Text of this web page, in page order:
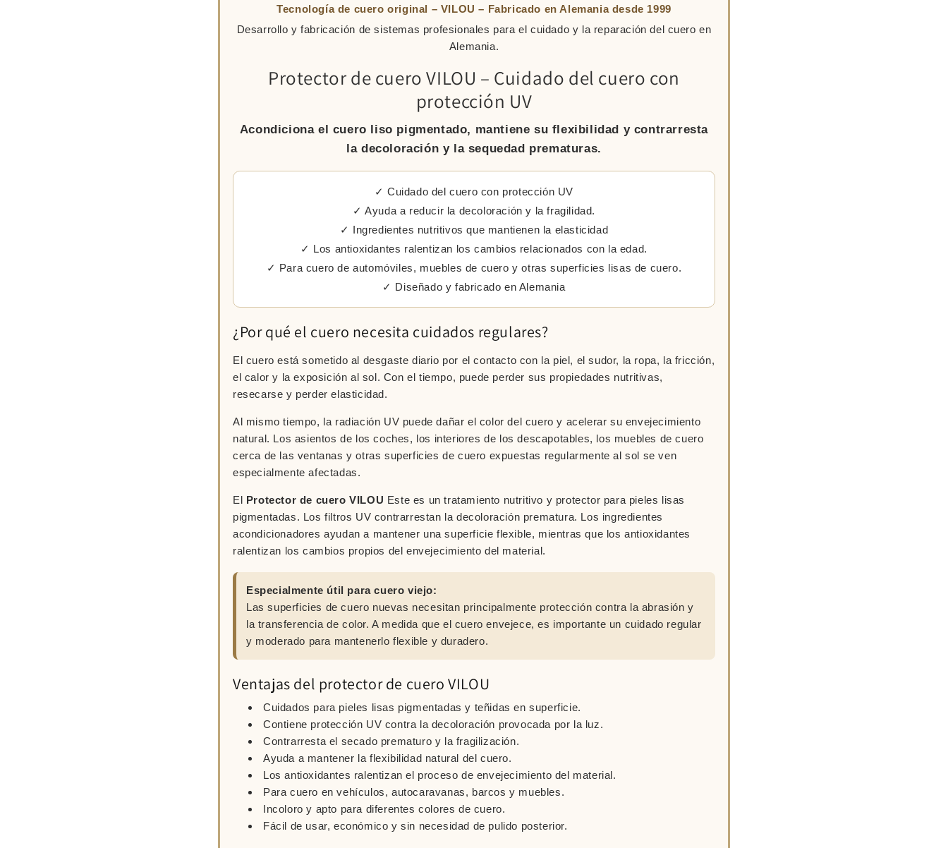
Tecnología de cuero original – VILOU – Fabricado en Alemania desde 1999
Desarrollo y fabricación de sistemas profesionales para el cuidado y la reparación del cuero en
Alemania.
Protector de cuero VILOU – Cuidado del cuero con
protección UV
Acondiciona el cuero liso pigmentado, mantiene su flexibilidad y contrarresta
la decoloración y la sequedad prematuras.
✓ Cuidado del cuero con protección UV
✓ Ayuda a reducir la decoloración y la fragilidad.
✓ Ingredientes nutritivos que mantienen la elasticidad
✓ Los antioxidantes ralentizan los cambios relacionados con la edad.
✓ Para cuero de automóviles, muebles de cuero y otras superficies lisas de cuero.
✓ Diseñado y fabricado en Alemania
¿Por qué el cuero necesita cuidados regulares?
El cuero está sometido al desgaste diario por el contacto con la piel, el sudor, la ropa, la fricción,
el calor y la exposición al sol. Con el tiempo, puede perder sus propiedades nutritivas,
resecarse y perder elasticidad.
Al mismo tiempo, la radiación UV puede dañar el color del cuero y acelerar su envejecimiento
natural. Los asientos de los coches, los interiores de los descapotables, los muebles de cuero
cerca de las ventanas y otras superficies de cuero expuestas regularmente al sol se ven
especialmente afectadas.
El Protector de cuero VILOU Este es un tratamiento nutritivo y protector para pieles lisas
pigmentadas. Los filtros UV contrarrestan la decoloración prematura. Los ingredientes
acondicionadores ayudan a mantener una superficie flexible, mientras que los antioxidantes
ralentizan los cambios propios del envejecimiento del material.
Especialmente útil para cuero viejo:
Las superficies de cuero nuevas necesitan principalmente protección contra la abrasión y
la transferencia de color. A medida que el cuero envejece, es importante un cuidado regular
y moderado para mantenerlo flexible y duradero.
Ventajas del protector de cuero VILOU
Cuidados para pieles lisas pigmentadas y teñidas en superficie.
Contiene protección UV contra la decoloración provocada por la luz.
Contrarresta el secado prematuro y la fragilización.
Ayuda a mantener la flexibilidad natural del cuero.
Los antioxidantes ralentizan el proceso de envejecimiento del material.
Para cuero en vehículos, autocaravanas, barcos y muebles.
Incoloro y apto para diferentes colores de cuero.
Fácil de usar, económico y sin necesidad de pulido posterior.